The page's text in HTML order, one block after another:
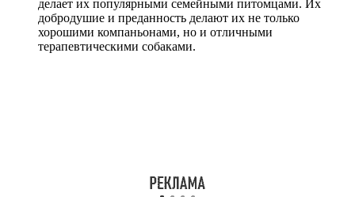
делает их популярными семейными питомцами. Их
добродушие и преданность делают их не только
хорошими компаньонами, но и отличными
терапевтическими собаками.